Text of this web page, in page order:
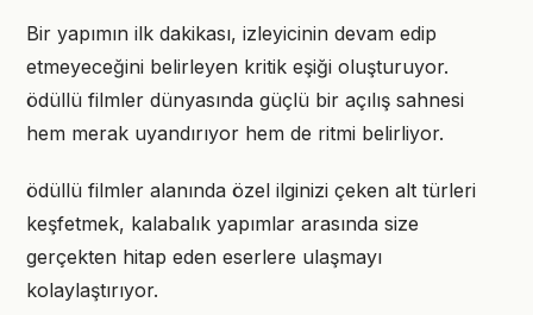
Bir yapımın ilk dakikası, izleyicinin devam edip
etmeyeceğini belirleyen kritik eşiği oluşturuyor.
ödüllü filmler dünyasında güçlü bir açılış sahnesi
hem merak uyandırıyor hem de ritmi belirliyor.
ödüllü filmler alanında özel ilginizi çeken alt türleri
keşfetmek, kalabalık yapımlar arasında size
gerçekten hitap eden eserlere ulaşmayı
kolaylaştırıyor.